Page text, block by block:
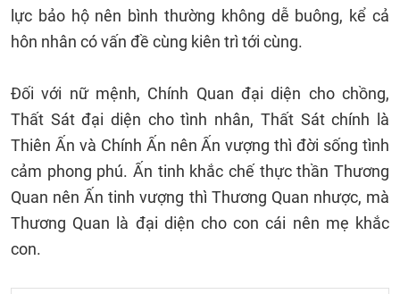
lực bảo hộ nên bình thường không dễ buông, kể cả
hôn nhân có vấn đề cùng kiên trì tới cùng.
Đối với nữ mệnh, Chính Quan đại diện cho chồng,
Thất Sát đại diện cho tình nhân, Thất Sát chính là
Thiên Ấn và Chính Ấn nên Ấn vượng thì đời sống tình
cảm phong phú. Ấn tinh khắc chế thực thần Thương
Quan nên Ấn tinh vượng thì Thương Quan nhược, mà
Thương Quan là đại diện cho con cái nên mẹ khắc
con.